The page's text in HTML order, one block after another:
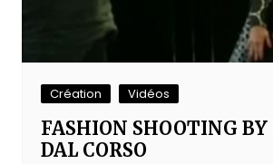
Création Vidéos
FASHION SHOOTING BY
DAL CORSO